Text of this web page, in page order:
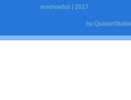
reservados | 2017
by QuasarStudio